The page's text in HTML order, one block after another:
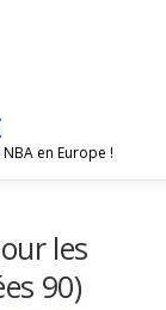
en Europe !
les
90)